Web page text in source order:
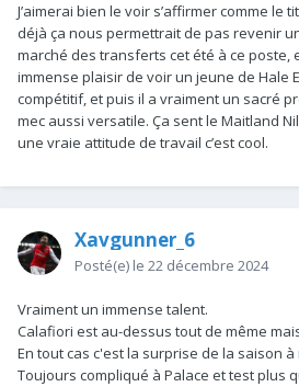
J’aimerai bien le voir s’affirmer comme le
déjà ça nous permettrait de pas revenir
marché des transferts cet été à ce poste,
immense plaisir de voir un jeune de Hale
compétitif, et puis il a vraiment un sacré
mec aussi versatile. Ça sent le Maitland
une vraie attitude de travail c’est cool.
Xavgunner_6
Posté(e) le 22 décembre 2024
Vraiment un immense talent.
Calafiori est au-dessus tout de même
En tout cas c'est la surprise de la saison
Toujours compliqué à Palace et test plus